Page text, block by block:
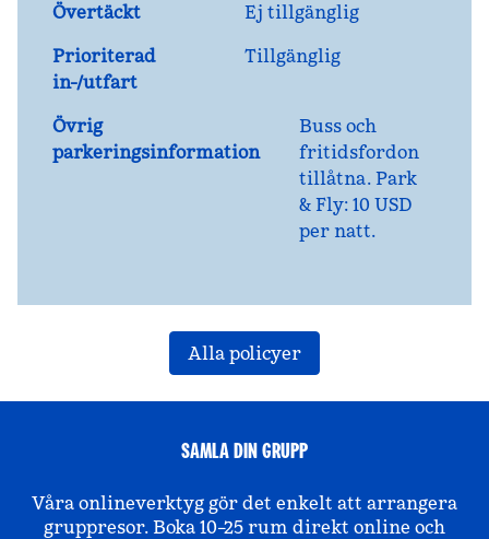
Övertäckt
Ej tillgänglig
Prioriterad
in-/utfart
Tillgänglig
Övrig
parkeringsinformation
Buss och
fritidsfordon
tillåtna. Park
& Fly: 10 USD
per natt.
Alla policyer
SAMLA DIN GRUPP
Våra onlineverktyg gör det enkelt att arrangera
gruppresor. Boka 10–25 rum direkt online och